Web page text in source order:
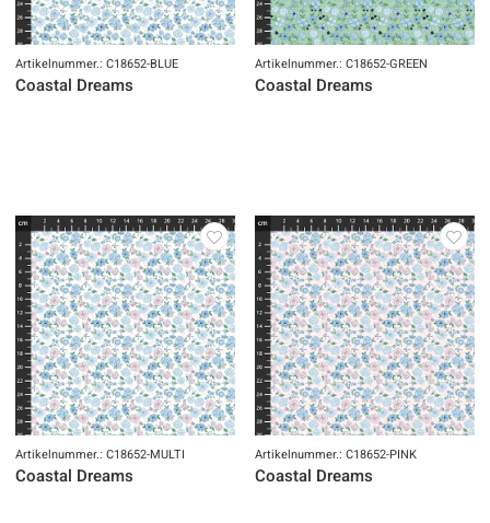
Artikelnummer.: C18652-BLUE
Coastal Dreams
Artikelnummer.: C18652-GREEN
Coastal Dreams
Artikelnummer.: C18652-MULTI
Coastal Dreams
Artikelnummer.: C18652-PINK
Coastal Dreams